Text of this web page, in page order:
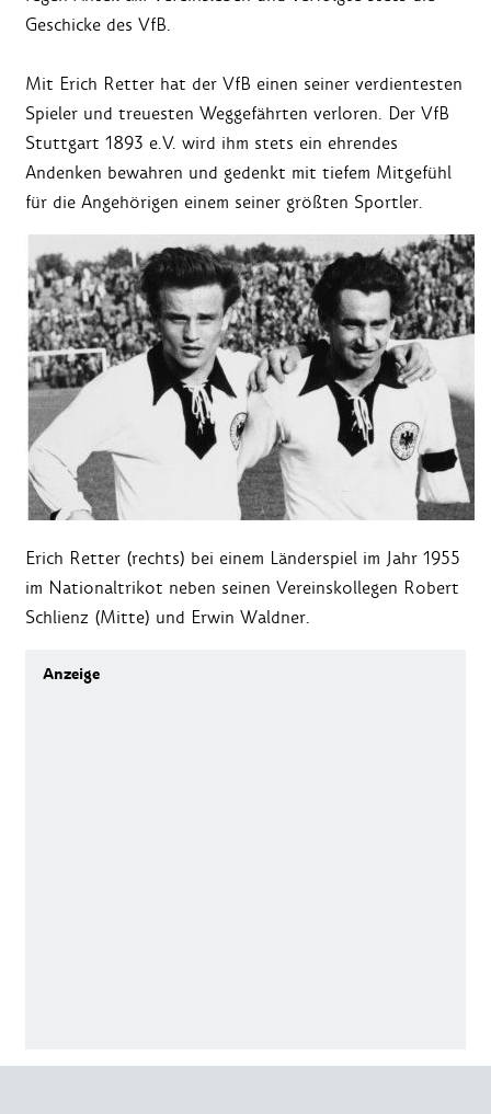
Geschicke des VfB.
Mit Erich Retter hat der VfB einen seiner verdientesten
Spieler und treuesten Weggefährten verloren. Der VfB
Stuttgart 1893 e.V. wird ihm stets ein ehrendes
Andenken bewahren und gedenkt mit tiefem Mitgefühl
für die Angehörigen einem seiner größten Sportler.
Erich Retter (rechts) bei einem Länderspiel im Jahr 1955
im Nationaltrikot neben seinen Vereinskollegen Robert
Schlienz (Mitte) und Erwin Waldner.